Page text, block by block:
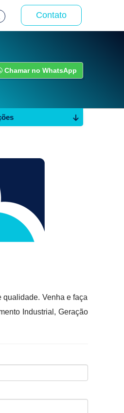
Contato
Chamar no WhatsApp
Venha e faça
Industrial, Geração